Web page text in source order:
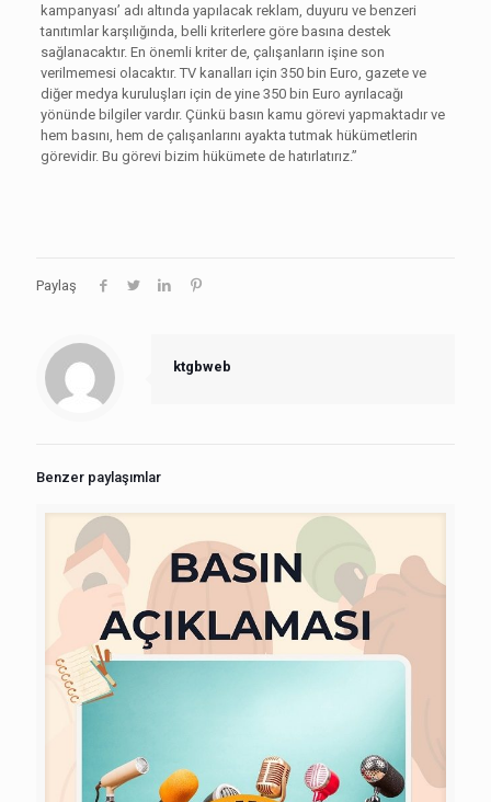
kampanyası’ adı altında yapılacak reklam, duyuru ve benzeri
tanıtımlar karşılığında, belli kriterlere göre basına destek
sağlanacaktır. En önemli kriter de, çalışanların işine son
verilmemesi olacaktır. TV kanalları için 350 bin Euro, gazete ve
diğer medya kuruluşları için de yine 350 bin Euro ayrılacağı
yönünde bilgiler vardır. Çünkü basın kamu görevi yapmaktadır ve
hem basını, hem de çalışanlarını ayakta tutmak hükümetlerin
görevidir. Bu görevi bizim hükümete de hatırlatırız.”
Paylaş
ktgbweb
Benzer paylaşımlar